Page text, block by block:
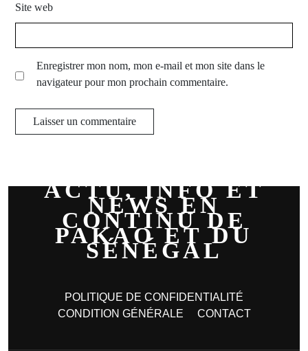
Site web
Enregistrer mon nom, mon e-mail et mon site dans le
navigateur pour mon prochain commentaire.
ACTU, INFO ET
NEWS EN
CONTINU DE
PAKAO ET DU
SÉNÉGAL
POLITIQUE DE CONFIDENTIALITÉ
CONDITION GÉNÉRALE
CONTACT